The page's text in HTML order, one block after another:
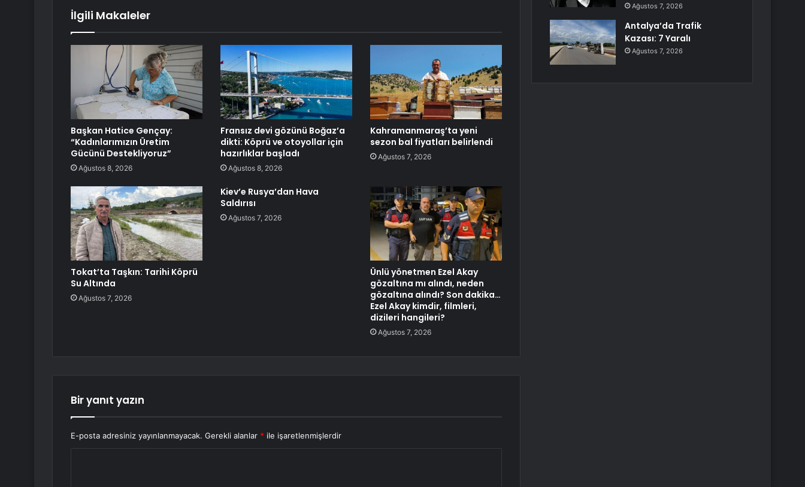
İlgili Makaleler
Başkan Hatice Gençay:
“Kadınlarımızın Üretim
Gücünü Destekliyoruz”
Ağustos 8, 2026
Fransız devi gözünü Boğaz’a
dikti: Köprü ve otoyollar için
hazırlıklar başladı
Ağustos 8, 2026
Kahramanmaraş’ta yeni
sezon bal fiyatları belirlendi
Ağustos 7, 2026
Tokat’ta Taşkın: Tarihi Köprü
Su Altında
Ağustos 7, 2026
Kiev’e Rusya’dan Hava
Saldırısı
Ağustos 7, 2026
Ünlü yönetmen Ezel Akay
gözaltına mı alındı, neden
gözaltına alındı? Son dakika…
Ezel Akay kimdir, filmleri,
dizileri hangileri?
Ağustos 7, 2026
Bir yanıt yazın
E-posta adresiniz yayınlanmayacak. Gerekli alanlar * ile işaretlenmişlerdir
Ağustos 7, 2026
Antalya’da Trafik
Kazası: 7 Yaralı
Ağustos 7, 2026